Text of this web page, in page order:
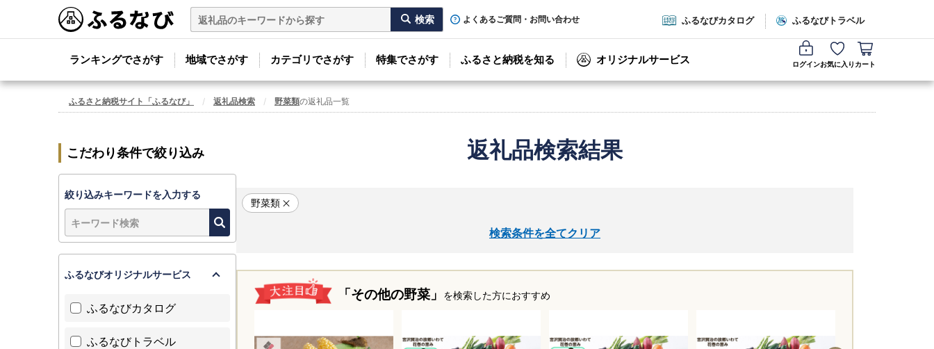
よくあるご質問・お問い合わせ ふるなびカタログ ふるなびトラベル
ランキングでさがす 地域でさがす カテゴリでさがす 特集でさがす ふるさと納税を知る オリジナルサービス ログインお気に入り カート
ふるさと納税サイト「ふるなび」 返礼品検索 野菜類の返礼品一覧
返礼品検索結果
野菜類
検索条件を全てクリア
「その他の野菜」 を検索した方におすすめ
こだわり条件で絞り込み
絞り込みキーワードを入力する
ふるなびオリジナルサービス
ふるなびカタログ
ふるなびトラベル